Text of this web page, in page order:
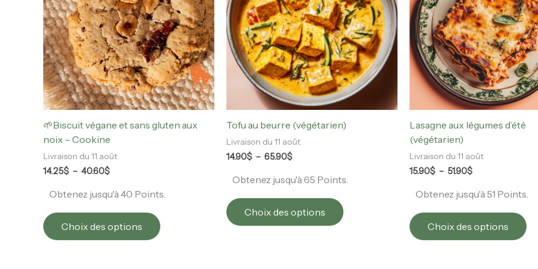
🌱Biscuit végane et sans gluten aux
noix – Cookine
Livraison du 11 août
14.25$ – 40.60$
Obtenez jusqu'à 40 Points.
Choix des options
variations.
Les
options
peuvent
être
choisies
sur
la
Tofu au beurre (végétarien)
Livraison du 11 août
14.90$ – 65.90$
Obtenez jusqu'à 65 Points.
Choix des options
variations.
Les
options
peuvent
être
choisies
sur
la
du
Lasagne aux légumes d’été
(végétarien)
Livraison du 11 août
15.90$ – 51.90$
Obtenez jusqu'à 51 Points.
Choix des options
la